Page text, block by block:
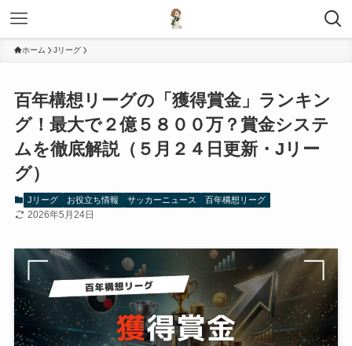
ホーム Jリーグ
百年構想リーグの「獲得賞金」ランキン
グ！最大で２億５８００万？賞金システ
ムを徹底解説（５月２４日更新・Jリー
グ）
Jリーグ お役立ち情報 サッカーニュース 百年構想リーグ
2026年5月24日